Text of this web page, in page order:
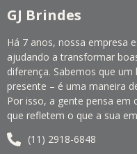
GJ Brindes
Há 7 anos, nossa empresa
ajudando a transformar
diferença. Sabemos que
presente – é uma maneira
Por isso, a gente pensa em
que refletem o que a sua
(11) 2918-6848